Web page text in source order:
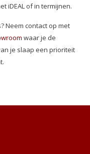
iDEAL of in termijnen.
Neem contact op met
waar je de
je slaap een prioriteit